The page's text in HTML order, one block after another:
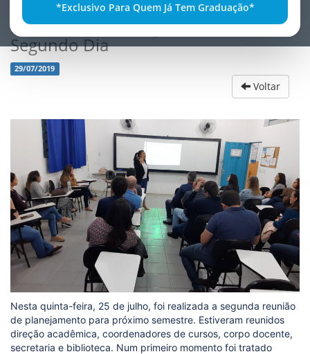
*Exclusivo Para Quem Já Tem Graduação*
ReuniÃ£o de Planejamento -
Segundo Dia
29/07/2019
Voltar
Nesta quinta-feira, 25 de julho, foi realizada a segunda reunião
de planejamento para próximo semestre. Estiveram reunidos
direção acadêmica, coordenadores de cursos, corpo docente,
secretaria e biblioteca. Num primeiro momento foi tratado